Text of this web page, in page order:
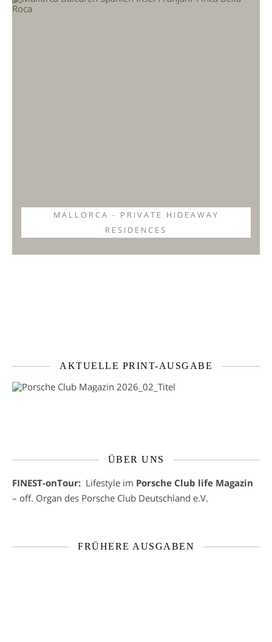
MALLORCA - PRIVATE HIDEAWAY
RESIDENCES
AKTUELLE PRINT-AUSGABE
ÜBER UNS
FINEST-onTour: Lifestyle im Porsche Club life Magazin
– off. Organ des Porsche Club Deutschland e.V.
FRÜHERE AUSGABEN